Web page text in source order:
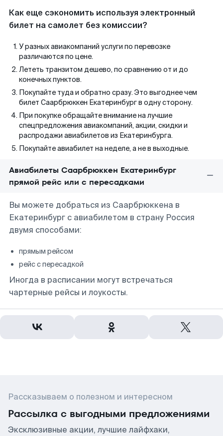
Как еще сэкономить используя электронный
билет на самолет без комиссии?
У разных авиакомпаний услуги по перевозке
различаются по цене.
Лететь транзитом дешево, по сравнению от и до
конечных пунктов.
Покупайте туда и обратно сразу. Это выгоднее чем
билет Саарбрюккен Екатеринбург в одну сторону.
При покупке обращайте внимание на лучшие
спецпредложения авиакомпаний, акции, скидки и
распродажи авиабилетов из Екатеринбурга.
Покупайте авиабилет на неделе, а не в выходные.
Авиабилеты Саарбрюккен Екатеринбург
прямой рейс или с пересадками
Вы можете добраться из Саарбрюккена в
Екатеринбург с авиабилетом в страну Россия
двумя способами:
прямым рейсом
рейс с пересадкой
Иногда в расписании могут встречаться
чартерные рейсы и лоукосты.
Рассказываем о полезном и интересном
Рассылка с выгодными предложениями
Эксклюзивные акции, лучшие лайфхаки,